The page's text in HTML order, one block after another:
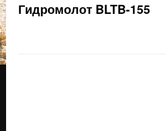
Гидромолот BLTB-155